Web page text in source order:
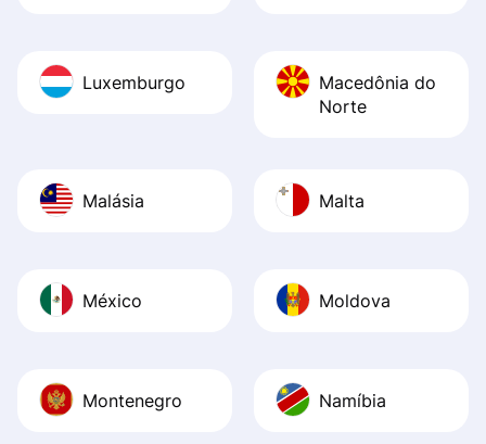
Luxemburgo
Macedônia do
Norte
Malásia Malta
México Moldova
Montenegro Namíbia